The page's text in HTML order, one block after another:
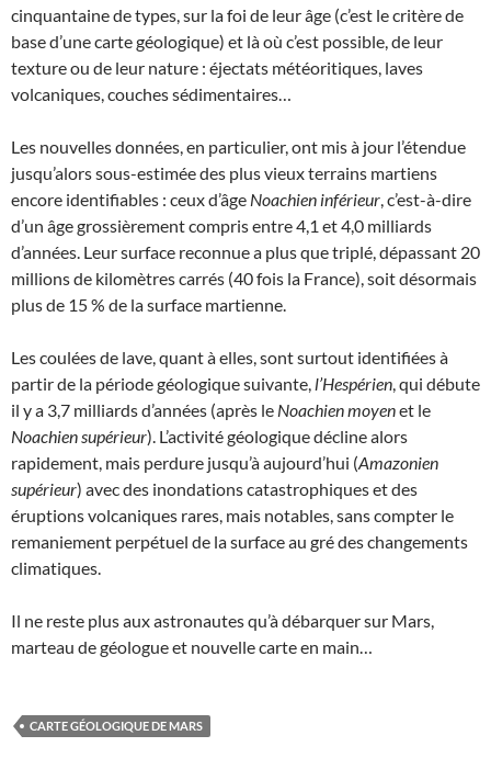
cinquantaine de types, sur la foi de leur âge (c’est le critère de
base d’une carte géologique) et là où c’est possible, de leur
texture ou de leur nature : éjectats météoritiques, laves
volcaniques, couches sédimentaires…
Les nouvelles données, en particulier, ont mis à jour l’étendue
jusqu’alors sous-estimée des plus vieux terrains martiens
encore identifiables : ceux d’âge Noachien inférieur , c’est-à-dire
d’un âge grossièrement compris entre 4,1 et 4,0 milliards
d’années. Leur surface reconnue a plus que triplé, dépassant 20
millions de kilomètres carrés (40 fois la France), soit désormais
plus de 15 % de la surface martienne.
Les coulées de lave, quant à elles, sont surtout identifiées à
partir de la période géologique suivante, l’Hespérien , qui débute
il y a 3,7 milliards d’années (après le Noachien moyenet le
Noachien supérieur). L’activité géologique décline alors
rapidement, mais perdure jusqu’à aujourd’hui (Amazonien
supérieur) avec des inondations catastrophiques et des
éruptions volcaniques rares, mais notables, sans compter le
remaniement perpétuel de la surface au gré des changements
climatiques.
Il ne reste plus aux astronautes qu’à débarquer sur Mars,
marteau de géologue et nouvelle carte en main…
CARTE GÉOLOGIQUE DE MARS